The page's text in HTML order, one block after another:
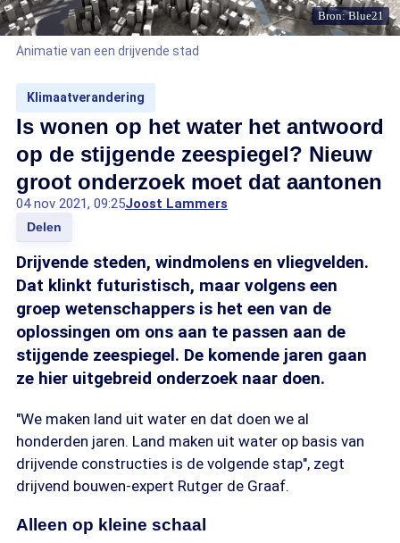
Bron: Blue21
Animatie van een drijvende stad
Klimaatverandering
Is wonen op het water het antwoord
op de stijgende zeespiegel? Nieuw
groot onderzoek moet dat aantonen
04 nov 2021, 09:25Joost Lammers
Delen
Drijvende steden, windmolens en vliegvelden.
Dat klinkt futuristisch, maar volgens een
groep wetenschappers is het een van de
oplossingen om ons aan te passen aan de
stijgende zeespiegel. De komende jaren gaan
ze hier uitgebreid onderzoek naar doen.
"We maken land uit water en dat doen we al
honderden jaren. Land maken uit water op basis van
drijvende constructies is de volgende stap", zegt
drijvend bouwen-expert Rutger de Graaf.
Alleen op kleine schaal